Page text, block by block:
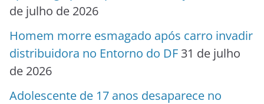
de julho de 2026
Homem morre esmagado após carro invadir
distribuidora no Entorno do DF 31 de julho
de 2026
Adolescente de 17 anos desaparece no